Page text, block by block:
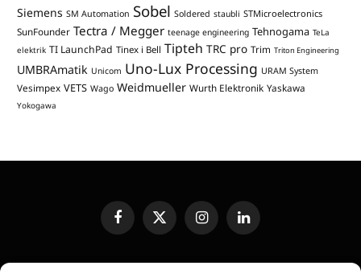
Siemens SM Automation Sobel Soldered staubli STMicroelectronics
SunFounder Tectra / Megger teenage engineering Tehnogama TeLa
elektrik TI LaunchPad Tinex i Bell Tipteh TRC pro Trim Triton Engineering
UMBRAmatik Unicom Uno-Lux Processing URAM System
Vesimpex VETS Wago Weidmueller Wurth Elektronik Yaskawa
Yokogawa
FacebookX
(Twitter)
InstagramLinkedIn